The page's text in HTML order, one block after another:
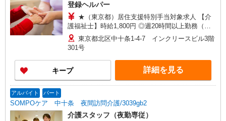
登録ヘルパー
★（東京都）居住支援特別手当対象求人 【介
護福祉士】時給1,800円 ◎週20時間以上勤務（社
保加入者）の場合は時給1,850円 ＊早朝夜間（〜8
時、18時〜）：時給2,250円〜 ＊日曜祝日：時給
2,100円〜 【実務者研修・初任者研修（ヘルパー1
級・2級）】時給1,720円 ◎週20時間以上勤務（社
保加入者）の場合は時給1,770円 ＊早朝夜間（〜8
時、18時〜）：時給2,150円〜 ＊日曜祝日：時給
ンセル手当：職務時給の60％支給 ※居住支援特別
手当は勤続5年目までの方はさらに時給＋50円（再
入社者は除く）
東京都北区中十条1-4-7 インクリースビル3階
301号
キープ 詳細を見る
アルバイト パート
SOMPOケア 中十条 夜間訪問介護/3039gb2
介護スタッフ（夜勤専従）